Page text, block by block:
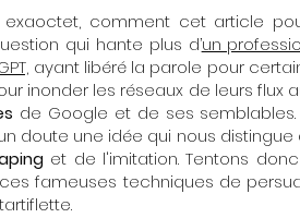
comment cet article
qui hante plus d’un
ayant libéré la parole pour
inonder les réseaux de leurs flux
de Google et de ses
doute une idée qui nous
et de l'imitation. Tentons
fameuses techniques de